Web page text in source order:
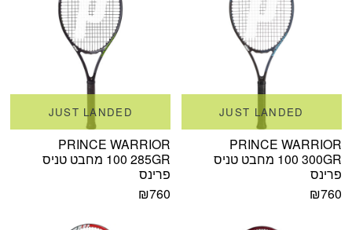
JUST LANDED
PRINCE WARRIOR
100 300GR מחבט טניס
פרינס
₪760
JUST LANDED
PRINCE WARRIOR
100 285GR מחבט טניס
פרינס
₪760